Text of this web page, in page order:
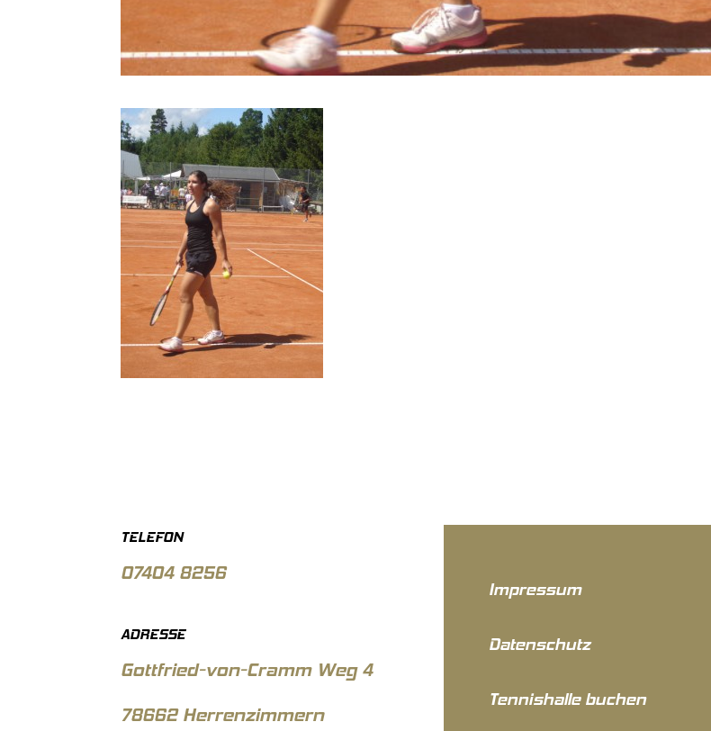
TELEFON
07404 8256
ADRESSE
Gottfried-von-Cramm Weg 4
78662 Herrenzimmern
Impressum
Datenschutz
Tennishalle buchen